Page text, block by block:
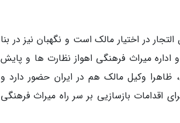
در اختیار مالک است و نگهبان نیز در بنا
اداره میراث فرهنگی اهواز نظارت ها و پایش
وکیل مالک هم در ایران حضور دارد و
اقدامات بازسازیی بر سر راه میراث فرهنگی